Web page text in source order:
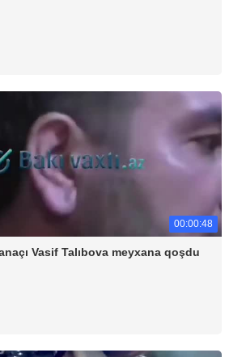
00:00:48
Vasif Talıbova meyxana qoşdu